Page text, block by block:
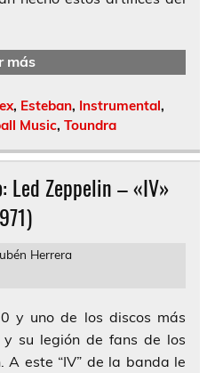
más
, Esteban, Instrumental,
Music, Toundra
Led Zeppelin – «IV»
Herrera
y uno de los discos más
su legión de fans de los
A este “IV” de la banda le